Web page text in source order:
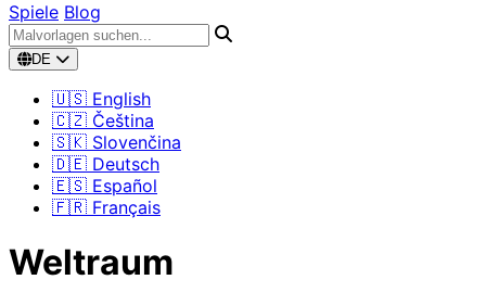
Spiele Blog
DE
🇺🇸 English
🇨🇿 Čeština
🇸🇰 Slovenčina
🇩🇪 Deutsch
🇪🇸 Español
🇫🇷 Français
Weltraum